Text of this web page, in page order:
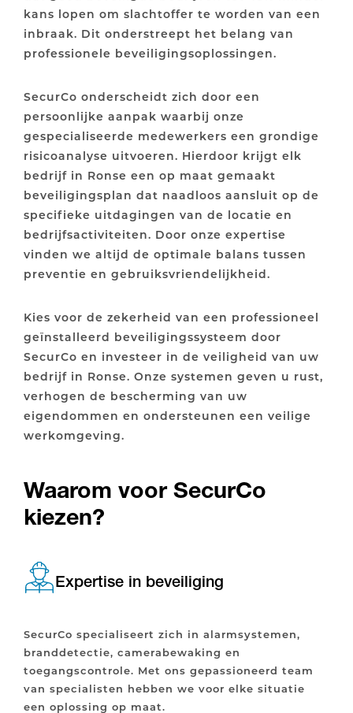
kans lopen om slachtoffer te worden van een
inbraak. Dit onderstreept het belang van
professionele beveiligingsoplossingen.
SecurCo onderscheidt zich door een
persoonlijke aanpak waarbij onze
gespecialiseerde medewerkers een grondige
risicoanalyse uitvoeren. Hierdoor krijgt elk
bedrijf in Ronse een op maat gemaakt
beveiligingsplan dat naadloos aansluit op de
specifieke uitdagingen van de locatie en
bedrijfsactiviteiten. Door onze expertise
vinden we altijd de optimale balans tussen
preventie en gebruiksvriendelijkheid.
Kies voor de zekerheid van een professioneel
geïnstalleerd beveiligingssysteem door
SecurCo en investeer in de veiligheid van uw
bedrijf in Ronse. Onze systemen geven u rust,
verhogen de bescherming van uw
eigendommen en ondersteunen een veilige
werkomgeving.
Waarom voor SecurCo
kiezen?
Expertise in beveiliging
SecurCo specialiseert zich in alarmsystemen,
branddetectie, camerabewaking en
toegangscontrole. Met ons gepassioneerd team
van specialisten hebben we voor elke situatie
een oplossing op maat.